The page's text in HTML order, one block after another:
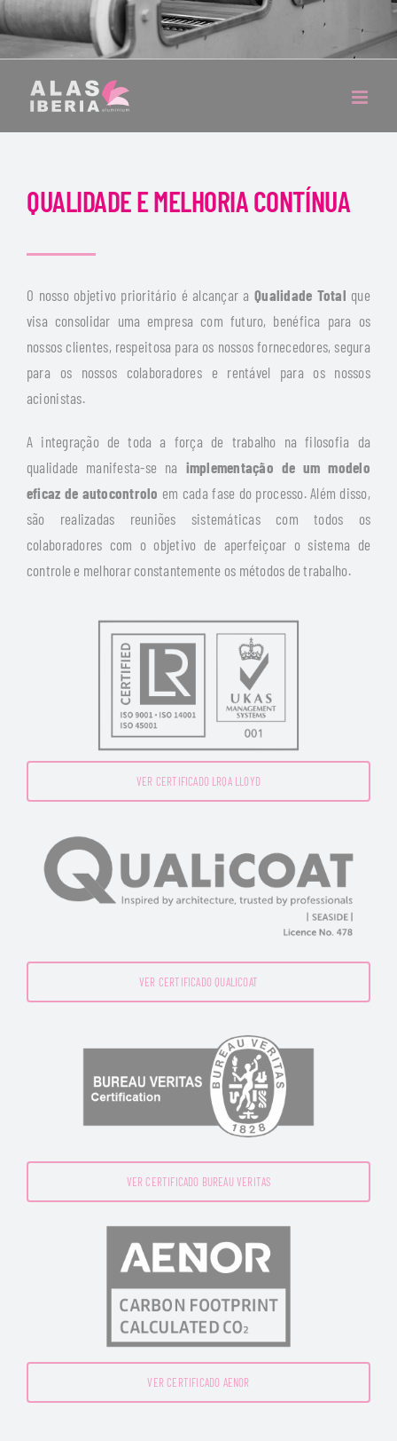
QUALIDADE E MELHORIA CONTÍNUA
O nosso objetivo prioritário é alcançar aQualidade Total que
visa consolidar uma empresa com futuro, benéfica para os
nossos clientes, respeitosa para os nossos fornecedores, segura
para os nossos colaboradores e rentável para os nossos
acionistas.
A integração de toda a força de trabalho na filosofia da
qualidade manifesta-se na implementação de um modelo
eficaz de autocontrolo em cada fase do processo. Além disso,
são realizadas reuniões sistemáticas com todos os
colaboradores com o objetivo de aperfeiçoar o sistema de
controle e melhorar constantemente os métodos de trabalho.
VER CERTIFICADO LRQA LLOYD
VER CERTIFICADO QUALICOAT
VER CERTIFICADO BUREAU VERITAS
VER CERTIFICADO AENOR